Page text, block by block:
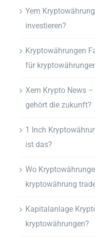
Yem
investieren?
Kryptowährungen
für
Xem Krypto News
gehört die zukunft?
1 Inch
ist das?
Wo
kryptowährung
Kapitalanlage
kryptowährungen?